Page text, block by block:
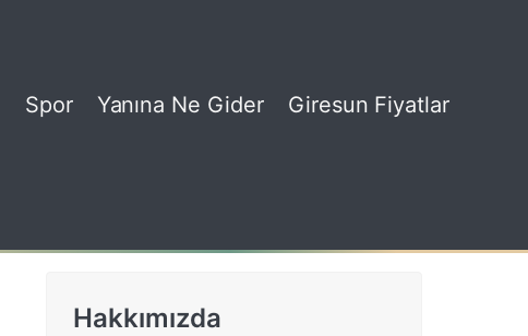
Spor Yanına Ne Gider Giresun Fiyatlar
Hakkımızda